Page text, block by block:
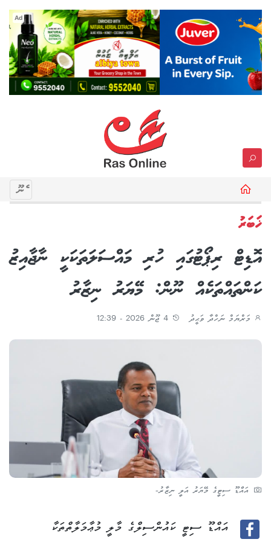
Ad
މެނޫ
ޚަބަރު
އޮޑިޓް ރިޕޯޓުގައި ހުރި މައްސަލަތަކަކީ ނާޖާއިޒު
ކަންތައްތަކެއް ނޫން: މޭޔަރު ނިޒާރު
މަރްޔަމް ނަހްދާ ވަޙީދު
އައްޑޫ ސިޓީގެ މޭޔަރު އަލީ ނިޒާރު-
އައްޑޫ ސިޓީ ކައުންސިލްގެ މާލީ މުޢާމަލާތްތަކާ